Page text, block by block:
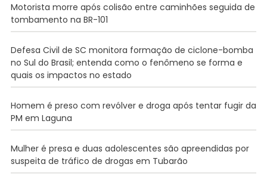
Motorista morre após colisão entre caminhões seguida de
tombamento na BR-101
Defesa Civil de SC monitora formação de ciclone-bomba
no Sul do Brasil; entenda como o fenômeno se forma e
quais os impactos no estado
Homem é preso com revólver e droga após tentar fugir da
PM em Laguna
Mulher é presa e duas adolescentes são apreendidas por
suspeita de tráfico de drogas em Tubarão